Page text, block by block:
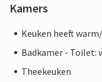
Kamers
Keuken heeft
Badkamer - Toilet:
Theekeuken